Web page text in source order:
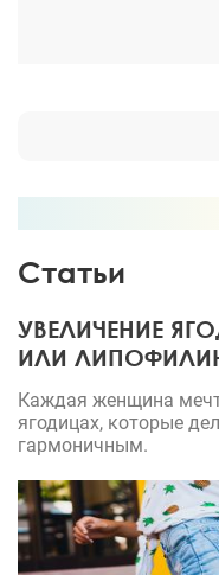
Статьи
УВЕЛИЧЕНИЕ
ИЛИ
Каждая женщина
ягодицах, которые
гармоничным.